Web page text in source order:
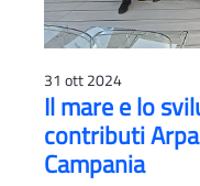
31 ott 2024
Il mare e lo
contributi
Campania